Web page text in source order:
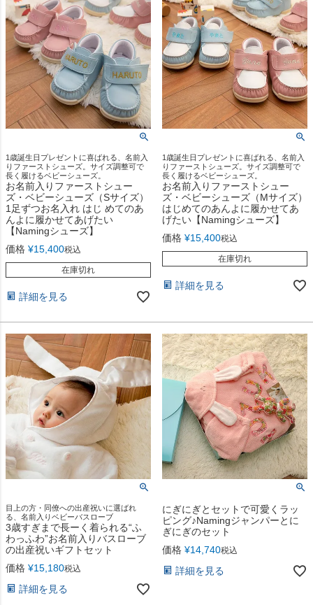
1歳誕生日プレゼントに喜ばれる、名前入
りファーストシューズ。サイズ調整可で
長く履けるベビーシューズ。
お名前入りファーストシュー
ズ・ベビーシューズ（Sサイズ）
1足ずつお名入れ はじ めてのあ
んよに履かせてあげたい
【Namingシューズ】
価格 ¥15,400税込
在庫切れ
詳細を見る
1歳誕生日プレゼントに喜ばれる、名前入
りファーストシューズ。サイズ調整可で
長く履けるベビーシューズ。
お名前入りファーストシュー
ズ・ベビーシューズ（Mサイズ）
はじめてのあんよに履かせてあ
げたい【Namingシューズ】
価格 ¥15,400税込
在庫切れ
詳細を見る
目上の方・同僚への出産祝いに選ばれ
る、名前入りベビーバスローブ
3歳すぎまで長ーく着られる“ふ
わっふわ”お名前入りバスローブ
の出産祝いギフトセット
価格 ¥15,180税込
詳細を見る
にぎにぎとセットで可愛くラッ
ピング♪Namingジャンパーとに
ぎにぎのセット
価格 ¥14,740税込
詳細を見る